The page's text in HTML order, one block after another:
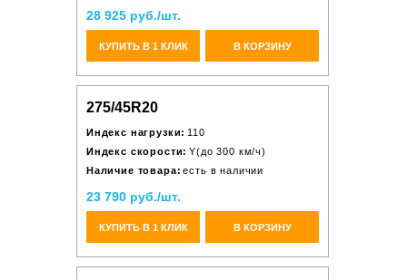
28 925 руб./шт.
КУПИТЬ В 1 КЛИК В КОРЗИНУ
275/45R20
Индекс нагрузки: 110
Индекс скорости: Y(до 300 км/ч)
Наличие товара: есть в наличии
23 790 руб./шт.
КУПИТЬ В 1 КЛИК В КОРЗИНУ